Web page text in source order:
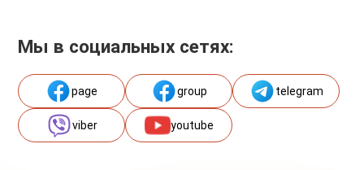
Мы в социальных сетях:
page group telegram
viber youtube